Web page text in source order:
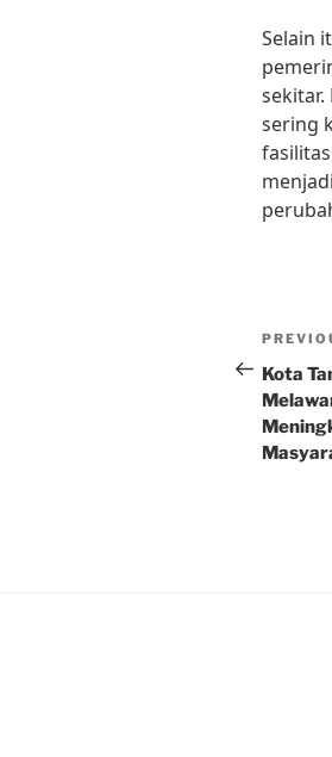
Selain
sering
Post
Post
Kota